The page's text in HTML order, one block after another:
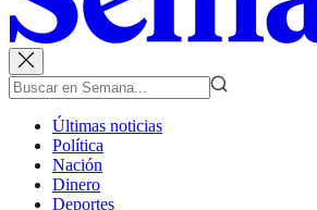
Últimas noticias
Política
Nación
Dinero
Deportes